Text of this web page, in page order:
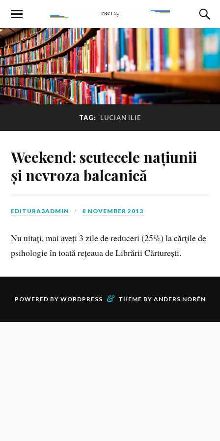
TAG: LUCIAN ILIE
Weekend: scutecele națiunii
și nevroza balcanică
EDITURA3ADMIN 8 NOVEMBER 2013
Nu uitați, mai aveți 3 zile de reduceri (25%) la cărțile de
psihologie în toată rețeaua de Librării Cărturești.
POWERED BY WORDPRESS & THEME BY ANDERS NORÉN